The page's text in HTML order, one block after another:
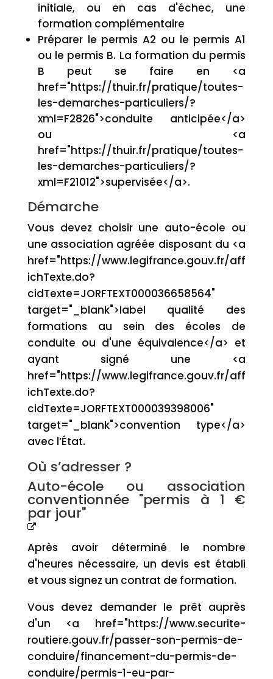
initiale, ou en cas d'échec, une
formation complémentaire
Préparer le permis A2 ou le permis A1
ou le permis B. La formation du permis
B peut se faire en <a
href="https://thuir.fr/pratique/toutes-
les-demarches-particuliers/?
xml=F2826">conduite anticipée</a>
ou <a
href="https://thuir.fr/pratique/toutes-
les-demarches-particuliers/?
xml=F21012">supervisée</a>.
Démarche
Vous devez choisir une auto-école ou
une association agréée disposant du <a
href="https://www.legifrance.gouv.fr/aff
ichTexte.do?
cidTexte=JORFTEXT000036658564"
target="_blank">label qualité des
formations au sein des écoles de
conduite ou d'une équivalence</a> et
ayant signé une <a
href="https://www.legifrance.gouv.fr/aff
ichTexte.do?
cidTexte=JORFTEXT000039398006"
target="_blank">convention type</a>
avec l’État.
Où s’adresser ?
Auto-école ou association
conventionnée "permis à 1 €
par jour"
Après avoir déterminé le nombre
d'heures nécessaire, un devis est établi
et vous signez un contrat de formation.
Vous devez demander le prêt auprès
d'un <a href="https://www.securite-
routiere.gouv.fr/passer-son-permis-de-
conduire/financement-du-permis-de-
conduire/permis-1-eu-par-